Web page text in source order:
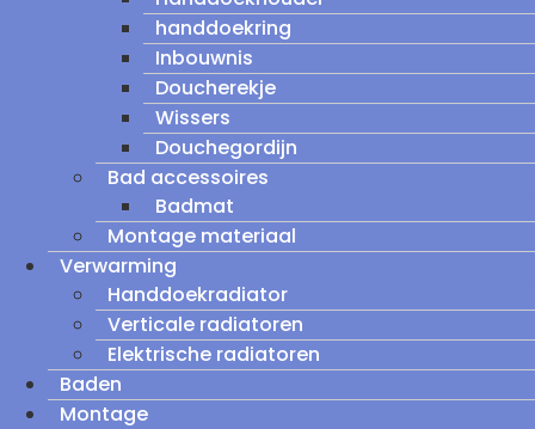
handdoekring
Inbouwnis
Doucherekje
Wissers
Douchegordijn
Bad accessoires
Badmat
Montage materiaal
Verwarming
Handdoekradiator
Verticale radiatoren
Elektrische radiatoren
Baden
Montage